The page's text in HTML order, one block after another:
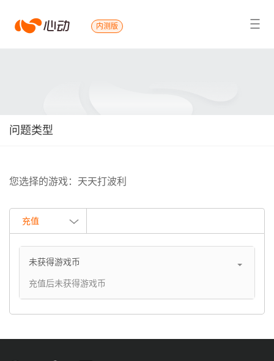
心
内测版
搜索结果
问题类型
您选择的游戏：天天打波利
充值
未获得游戏币
充值后未获得游戏币